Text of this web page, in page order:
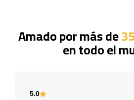
Amado por más de
en todo el
5.0